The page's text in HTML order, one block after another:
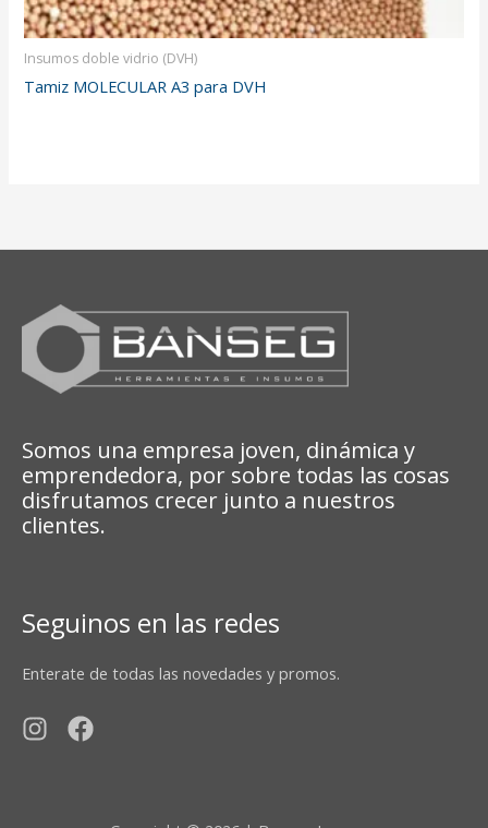
Insumos doble vidrio (DVH)
Tamiz MOLECULAR A3 para DVH
Somos una empresa joven, dinámica y
emprendedora, por sobre todas las cosas
disfrutamos crecer junto a nuestros
clientes.
Seguinos en las redes
Enterate de todas las novedades y promos.